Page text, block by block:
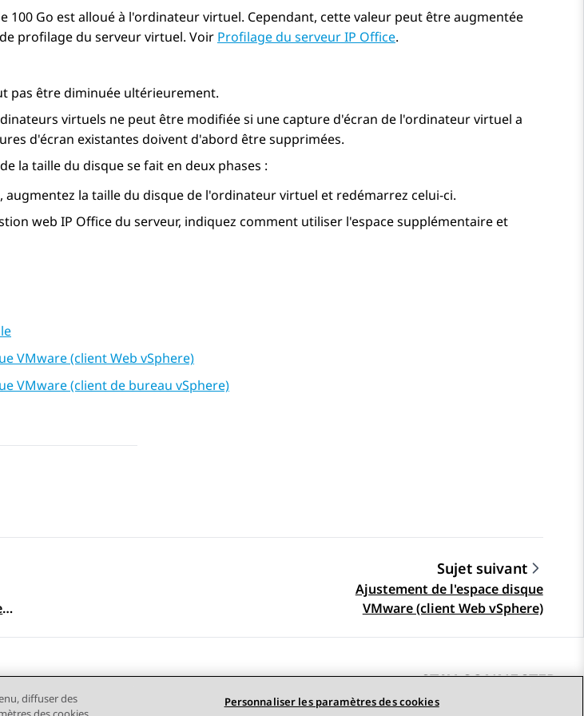
100 Go est alloué à l'ordinateur virtuel. Cependant, cette valeur peut être augmentée
profilage du serveur virtuel. Voir Profilage du serveur IP Office.
pas être diminuée ultérieurement.
virtuels ne peut être modifiée si une capture d'écran de l'ordinateur virtuel a
d'écran existantes doivent d'abord être supprimées.
la taille du disque se fait en deux phases :
augmentez la taille du disque de l'ordinateur virtuel et redémarrez celui-ci.
web IP Office du serveur, indiquez comment utiliser l'espace supplémentaire et
VMware (client Web vSphere)
VMware (client de bureau vSphere)
Sujet suivant
Ajustement de l'espace disque
VMware (client Web vSphere)
STAY CONNECTED
diffuser des
Personnaliser les paramètres des cookies